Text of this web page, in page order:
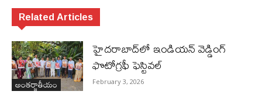
Related Articles
అంతర్జాతీయం
హైదరాబాద్‌లో ఇండియన్ వెడ్డింగ్
ఫొటోగ్రఫీ ఫెస్టివల్
February 3, 2026